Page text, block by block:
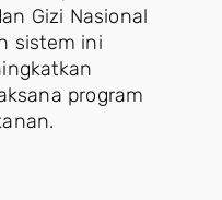
Gizi Nasional
sistem ini
program